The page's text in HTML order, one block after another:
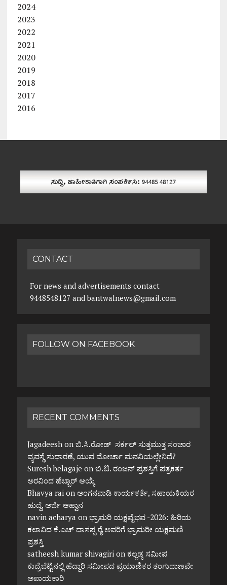
2024
2023
2022
2021
2020
2019
2018
2017
2016
CONTACT
For news and advertisements contact
9448548127 and bantwalnews@gmail.com
FOLLOW ON FACEBOOK
RECENT COMMENTS
Jagadeeshon ಬಿ.ಸಿ.ರೋಡ್ ಸರ್ಕಲ್ ಸುತ್ತಮುತ್ತ ಸಂಚಾರ
ವ್ಯವಸ್ಥೆ ಸುಧಾರಣೆ, ಯುವ ಮೋರ್ಚಾ ಮನವಿಯಲ್ಲೇನಿದೆ?
Suresh belagaje on ಬಿ.ಟಿ. ರಂಜನ್ ಪ್ರಶಸ್ತಿಗೆ ಪತ್ರಕರ್ತ
ಅರವಿಂದ ಹೆಬ್ಬಾರ್ ಆಯ್ಕೆ
Bhavya raion ಅಂಗನವಾಡಿ ಕಾರ್ಯಕರ್ತೆ, ಸಹಾಯಕಿಯರ
ಹುದ್ದೆ, ಅರ್ಜಿ ಆಹ್ವಾನ
navin acharya on ಭ್ರಾಮರಿ ಯಕ್ಷವೈಭವ -2026: ಹಿರಿಯ
ಕಲಾವಿದ ಕೆ.ಎಚ್ ದಾಸಪ್ಪ ರೈ ಅವರಿಗೆ ಭ್ರಾಮರೀ ಯಕ್ಷಮಣಿ
ಪ್ರಶಸ್ತಿ
satheesh kumar shivagirion ಕಲ್ಲಡ್ಕ ಸಮೀಪ
ಕುದ್ರೆಬೆಟ್ಟಿನಲ್ಲಿ ಹೆದ್ದಾರಿ ಸಮೀಪದ ಪ್ರಯಾಣಿಕರ ತಂಗುದಾಣವೇ
ಅಪಾಯಕಾರಿ